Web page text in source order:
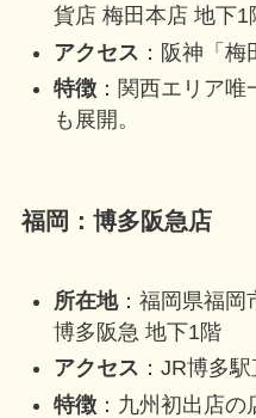
貨店 梅田本店 地下1
アクセス ：阪神「
特徴：関西エリア唯
も展開。
福岡：博多阪急店
所在地：福岡県福岡
博多阪急 地下1階
アクセス ：JR博多
特徴：九州初出店の